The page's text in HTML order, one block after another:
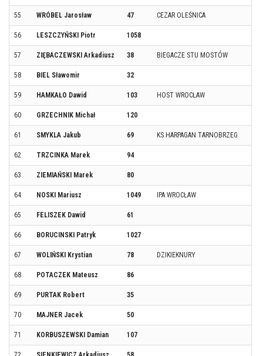
55 WRÓBEL Jarosław 47 CEZAR OLEŚNICA
56 LESZCZYŃSKI Piotr 1058
57 ZIĘBACZEWSKI Arkadiusz 38 BIEGACZE STU MOSTÓW
58 BIEL Sławomir 32
59 HAMKAŁO Dawid 103 HOST WROCŁAW
60 GRZECHNIK Michał 120
61 SMYKLA Jakub 69 KS HARPAGAN TARNOBRZEG
62 TRZCINKA Marek 94
63 ZIEMIAŃSKI Marek 80
64 NOSKI Mariusz 1049 IPA WROCŁAW
65 FELISZEK Dawid 61
66 BORUCINSKI Patryk 1027
67 WOLIŃSKI Krystian 78 DZIKIEKNURY
68 POTACZEK Mateusz 86
69 PURTAK Robert 35
70 MAJNER Jacek 50
71 KORBUSZEWSKI Damian 107